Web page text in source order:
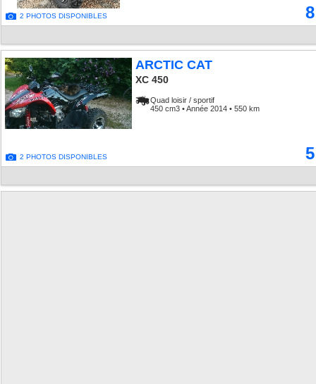
2 PHOTOS DISPONIBLES
2 PHOTOS DISPONIBLES
ARCTIC CAT
XC 450
Quad loisir / sportif
450 cm3 • Année 2014 • 550 km